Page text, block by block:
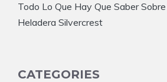
Todo Lo Que Hay Que Saber
Heladera Silvercrest
CATEGORIES